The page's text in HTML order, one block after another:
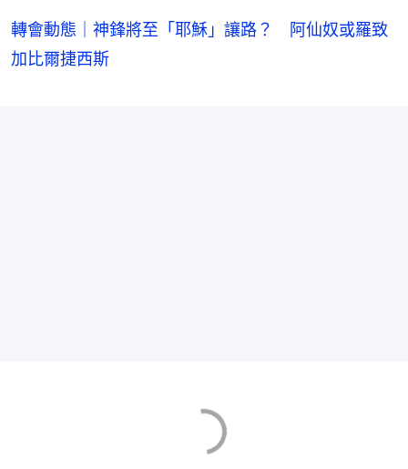
轉會動態｜神鋒將至「耶穌」讓路？ 阿仙奴或羅致
加比爾捷西斯